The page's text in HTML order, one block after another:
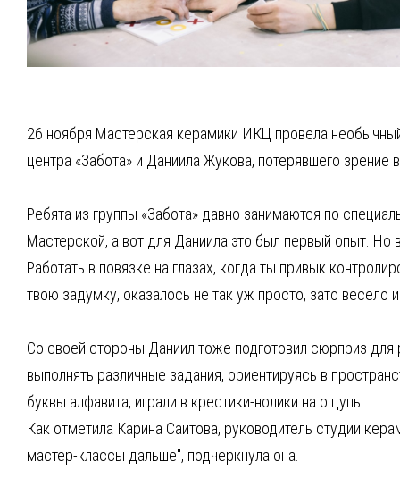
26 ноября Мастерская керамики ИКЦ провела
центра «Забота» и Даниила Жукова, потерявшего зрение
Ребята из группы «Забота» давно занимаются по
Мастерской, а вот для Даниила это был первый опыт. Но
Работать в повязке на глазах, когда ты привык
твою задумку, оказалось не так уж просто, зато весело
Со своей стороны Даниил тоже подготовил сюрприз для
выполнять различные задания, ориентируясь в
буквы алфавита, играли в крестики-нолики на ощупь.
Как отметила Карина Саитова, руководитель студии
мастер-классы дальше", подчеркнула она.